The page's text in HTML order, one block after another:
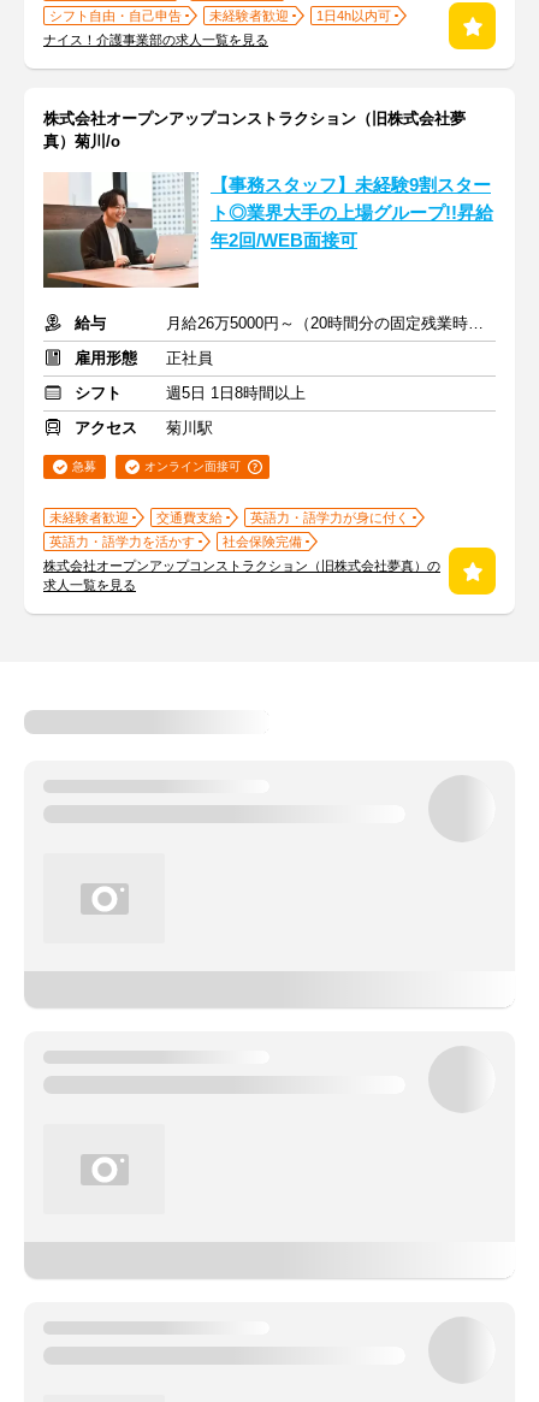
シフト自由・自己申告
未経験者歓迎
1日4h以内可
ナイス！介護事業部の求人一覧を見る
株式会社オープンアップコンストラクション（旧株式会社夢
真）菊川/o
【事務スタッフ】未経験9割スター
ト◎業界大手の上場グループ!!昇給
年2回/WEB面接可
給与
月給26万5000円～（20時間分の固定残業時間代を含む）
雇用形態
正社員
シフト
週5日 1日8時間以上
アクセス
菊川駅
急募 オンライン面接可
未経験者歓迎 交通費支給
英語力・語学力が身に付く
英語力・語学力を活かす
社会保険完備
株式会社オープンアップコンストラクション（旧株式会社夢真）の
求人一覧を見る